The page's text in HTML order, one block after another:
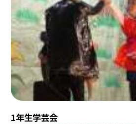
1年生学芸会